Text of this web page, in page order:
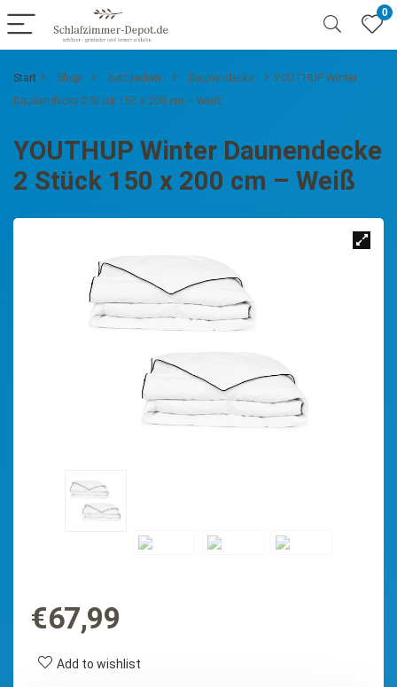
0
Start Shop Bettdecken Daunendecke
YOUTHUP Winter
Daunendecke 2 Stück 150 x 200 cm – Weiß
YOUTHUP Winter Daunendecke
2 Stück 150 x 200 cm – Weiß
€67,99
Add to wishlist